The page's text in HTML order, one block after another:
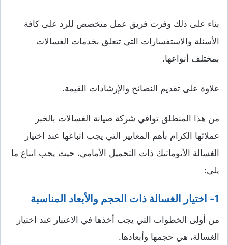
بناء على ذلك وفرت فريق عمل متخصص للرد على كافة
الأسئلة والاستفسارات التي تتعلق بخدمات الغسالات
بمختلف أنواعها.
علاوة على تقديم النصائح والإرشادات القيمة.
من هذا المنطلق توافي شركة صيانة الغسالات بالخبر
عملائها الكرام بأهم المعايير التي يجب اتباعها عند اختيار
الغسالة الأتوماتيك ذات التحميل الأمامي، حيث يجب اتباع ما
يلي:
1- اختيار الغسالة ذات الحجم والأبعاد المناسبة
من أولى الخطوات التي يجب أخذها في الاعتبار عند اختيار
الغسالة، هي حجمها وأبعادها.